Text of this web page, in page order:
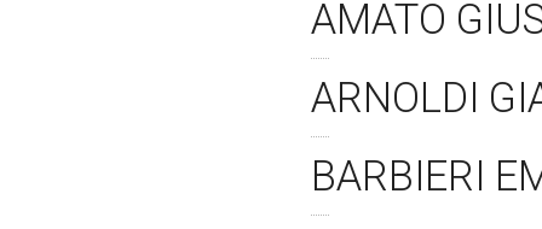
AMATO
ARNOLDI
BARBIERI